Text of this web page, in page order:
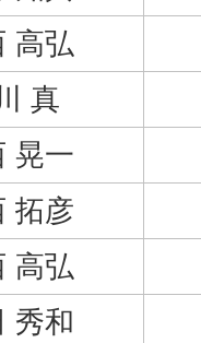
高弘
真
晃一
拓彦
高弘
秀和